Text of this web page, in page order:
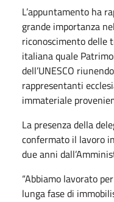
L’appuntamento ha
grande importanza
riconoscimento delle
italiana quale
dell’UNESCO
rappresentanti
immateriale
La presenza della
confermato il lavoro
due anni
“Abbiamo lavorato
lunga fase di